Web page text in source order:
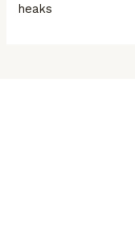
heaks